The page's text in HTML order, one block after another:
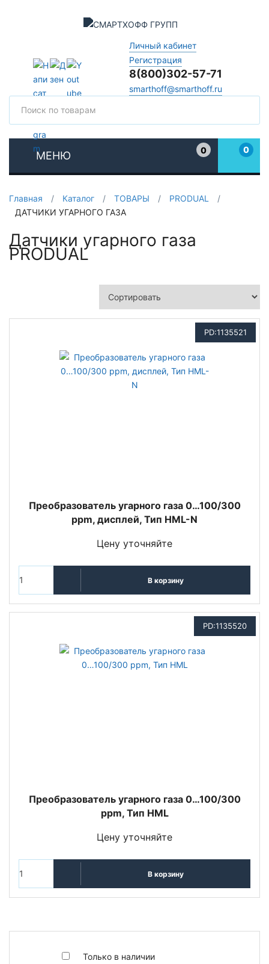
Личный кабинет
Регистрация
8(800)302-57-71
smarthoff@smarthoff.ru
МЕНЮ
0
0
Главная / Каталог / ТОВАРЫ / PRODUAL
/
ДАТЧИКИ УГАРНОГО ГАЗА
Только в наличии
Датчики угарного газа
PRODUAL
PD:1135521
Преобразователь угарного газа 0…100/300
ppm, дисплей, Тип HML-N
Цену уточняйте
В корзину
PD:1135520
Преобразователь угарного газа 0…100/300
ppm, Тип HML
Цену уточняйте
В корзину